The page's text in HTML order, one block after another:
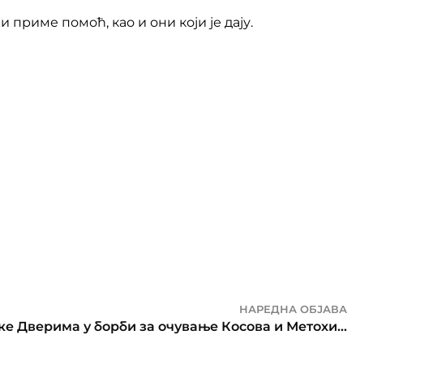
помоћ, као и они који је дају.
НАРЕДНА ОБЈАВА
Писмо подршке Дверима у борби за очување Косова и Метохије и против погубног пута у ЕУ